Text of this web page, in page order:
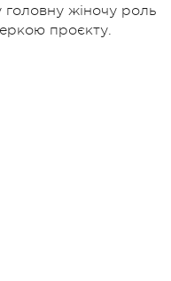
головну жіночу роль
проєкту.